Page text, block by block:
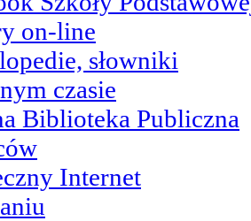
on-line
słowniki
czasie
Biblioteka Publiczna
Internet